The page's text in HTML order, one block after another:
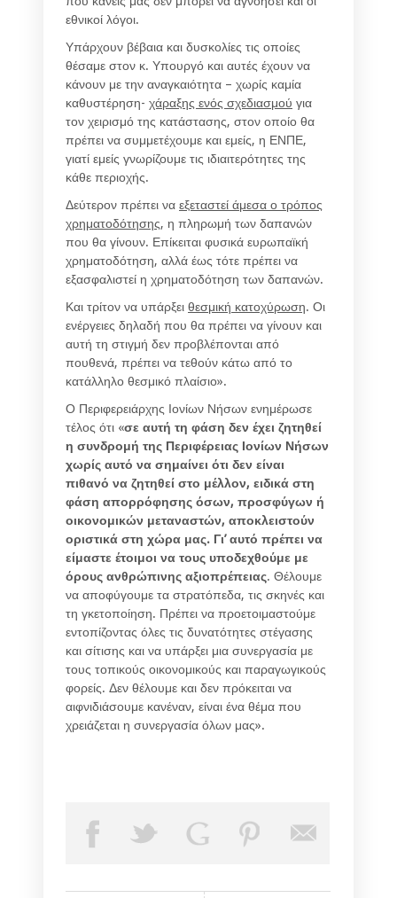
εθνικοί λόγοι.
Υπάρχουν βέβαια και δυσκολίες τις οποίες
θέσαμε στον κ. Υπουργό και αυτές έχουν να
κάνουν με την αναγκαιότητα – χωρίς καμία
καθυστέρηση- χάραξης ενός σχεδιασμού για
τον χειρισμό της κατάστασης, στον οποίο θα
πρέπει να συμμετέχουμε και εμείς, η ΕΝΠΕ,
γιατί εμείς γνωρίζουμε τις ιδιαιτερότητες της
κάθε περιοχής.
Δεύτερον πρέπει να εξεταστεί άμεσα ο τρόπος
χρηματοδότησης, η πληρωμή των δαπανών
που θα γίνουν. Επίκειται φυσικά ευρωπαϊκή
χρηματοδότηση, αλλά έως τότε πρέπει να
εξασφαλιστεί η χρηματοδότηση των δαπανών.
Και τρίτον να υπάρξει θεσμική κατοχύρωση. Οι
ενέργειες δηλαδή που θα πρέπει να γίνουν και
αυτή τη στιγμή δεν προβλέπονται από
πουθενά, πρέπει να τεθούν κάτω από το
κατάλληλο θεσμικό πλαίσιο».
Ο Περιφερειάρχης Ιονίων Νήσων ενημέρωσε
τέλος ότι «σε αυτή τη φάση δεν έχει ζητηθεί
η συνδρομή της Περιφέρειας Ιονίων Νήσων
χωρίς αυτό να σημαίνει ότι δεν είναι
πιθανό να ζητηθεί στο μέλλον, ειδικά στη
φάση απορρόφησης όσων, προσφύγων ή
οικονομικών μεταναστών, αποκλειστούν
οριστικά στη χώρα μας. Γι’ αυτό πρέπει να
είμαστε έτοιμοι να τους υποδεχθούμε με
όρους ανθρώπινης αξιοπρέπειας. Θέλουμε
να αποφύγουμε τα στρατόπεδα, τις σκηνές και
τη γκετοποίηση. Πρέπει να προετοιμαστούμε
εντοπίζοντας όλες τις δυνατότητες στέγασης
και σίτισης και να υπάρξει μια συνεργασία με
τους τοπικούς οικονομικούς και παραγωγικούς
φορείς. Δεν θέλουμε και δεν πρόκειται να
αιφνιδιάσουμε κανέναν, είναι ένα θέμα που
χρειάζεται η συνεργασία όλων μας».